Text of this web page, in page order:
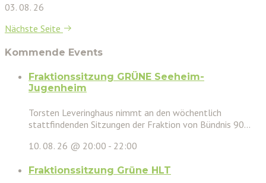
03. 08. 26
Nächste Seite
Kommende Events
Fraktionssitzung GRÜNE Seeheim-
Jugenheim
Torsten Leveringhaus nimmt an den wöchentlich
stattfindenden Sitzungen der Fraktion von Bündnis 90...
10. 08. 26 @ 20:00 - 22:00
Fraktionssitzung Grüne HLT